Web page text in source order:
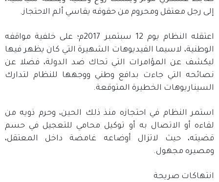
إلى رجل معتقل ومحروم من حقوقه يقاسي ألم الاحتجاز.
اعتقله النظام يوم 12 سبتمبر 2017م؛ على خلفية مواقفه
الوطنية، لاسيما الفيديوهات الشهيرة التي كان يظهر فيها
ليكشف عن المؤامرات التي تحاك ضد الدولة، فضلا عن
نصائحه التي جاءت بدافع وطني ووجهها للنظام لتدارك
السيناريوهات الخطيرة المتوقعة.
استمر النظام في احتجازه منذ ذلك الحين، وحرم ذويه من
لقاءه أو الاتصال به أو توكيل محامي للتعجيل في حسم
قضيته، حيث لاتزال أوضاعه غامضة داخل المعتقل،
ومصيره مجهول.
انتهاكات صريحة